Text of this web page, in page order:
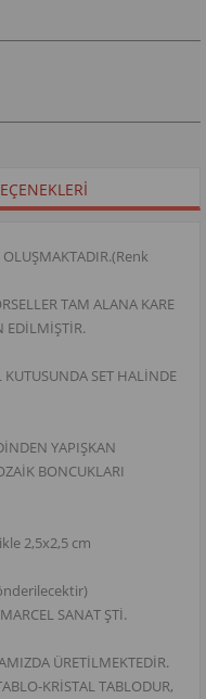
TAM ALANA KARE
EDİLMİŞTİR.
SET HALİNDE
YAPIŞKAN
BONCUKLARI
2,5x2,5 cm
SANAT ŞTİ.
ÜRETİLMEKTEDİR.
KRİSTAL TABLODUR,